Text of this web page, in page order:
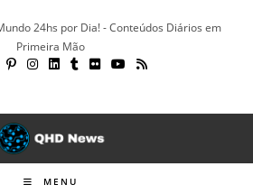
24hs por Dia! - Conteúdos Diários em
Primeira Mão
MENU